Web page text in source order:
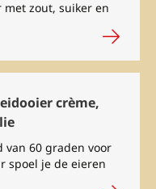
zout, suiker en
crème,
van 60 graden voor
spoel je de eieren